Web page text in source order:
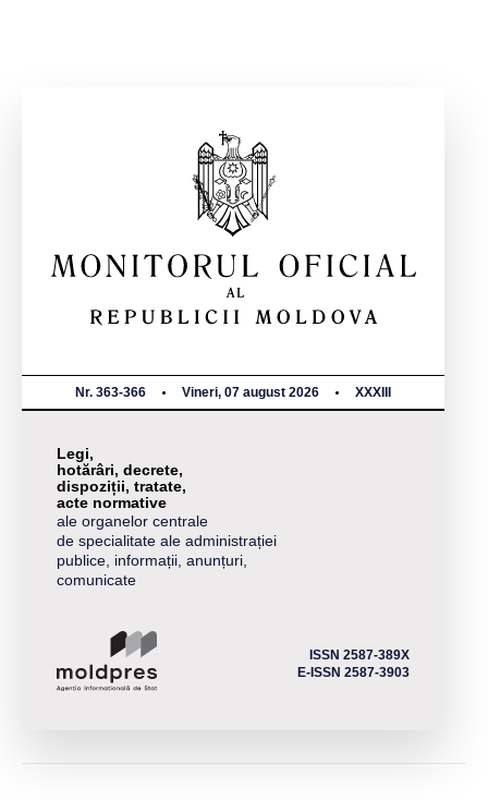
Nr. 363-366 Vineri, 07 august 2026 XXXIII
Legi,
hotărâri, decrete,
dispoziții, tratate,
acte normative
ale organelor centrale
de specialitate ale administrației
publice, informații, anunțuri,
comunicate
ISSN 2587-389X
E-ISSN 2587-3903